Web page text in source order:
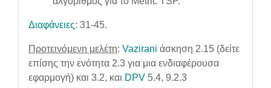
Διαφάνειες: 31-45.
Προτεινόμενη μελέτη: Vazirani άσκηση 2.15 (δείτε
επίσης την ενότητα 2.3 για μια ενδιαφέρουσα
εφαρμογή) και 3.2, και DPV 5.4, 9.2.3